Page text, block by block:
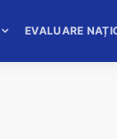
EVALUARE